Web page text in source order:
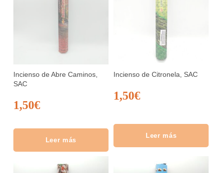
Incienso de Abre Caminos,
SAC
1,50€
Leer más
Incienso de Citronela, SAC
1,50€
Leer más